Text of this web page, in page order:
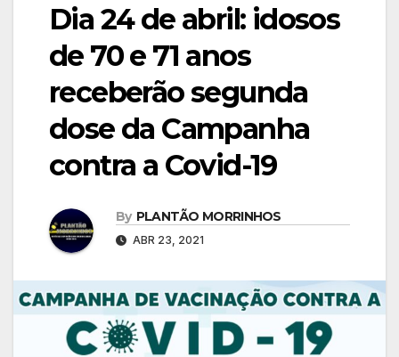
Dia 24 de abril: idosos
de 70 e 71 anos
receberão segunda
dose da Campanha
contra a Covid-19
By PLANTÃO MORRINHOS
ABR 23, 2021